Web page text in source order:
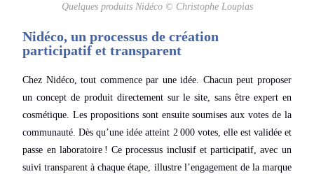
Quelques produits Nidéco © Christophe Loupias
Nidéco, un processus de création
participatif et transparent
Chez Nidéco, tout commence par une idée. Chacun peut proposer
un concept de produit directement sur le site, sans être expert en
cosmétique. Les propositions sont ensuite soumises aux votes de la
communauté. Dès qu’une idée atteint 2 000 votes, elle est validée et
passe en laboratoire ! Ce processus inclusif et participatif, avec un
suivi transparent à chaque étape, illustre l’engagement de la marque